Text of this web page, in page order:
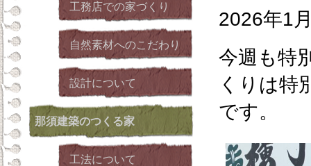
工務店での家づくり
自然素材へのこだわり
設計について
那須建築のつくる家
工法について
2026年1
今週も特
くりは特
です。